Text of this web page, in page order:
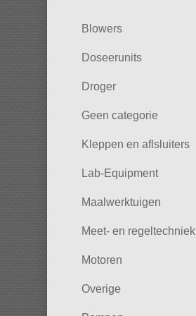
Blowers
Doseerunits
Droger
Geen categorie
Kleppen en aflsluiters
Lab-Equipment
Maalwerktuigen
Meet- en regeltechniek
Motoren
Overige